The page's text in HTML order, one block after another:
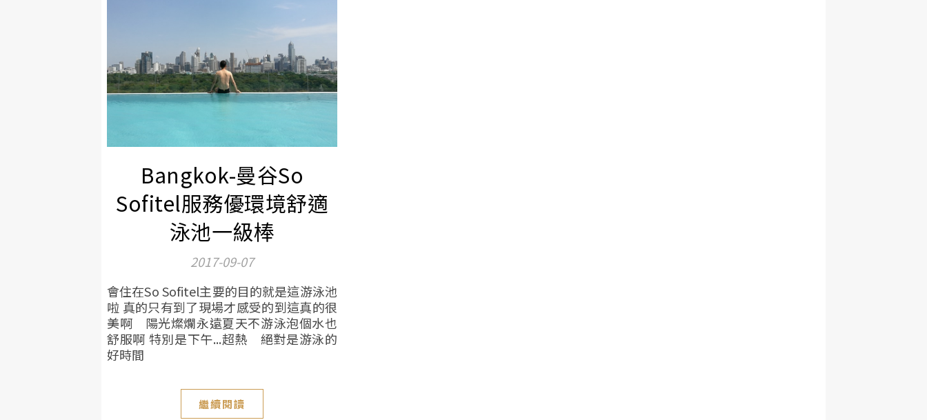
Bangkok-曼谷So
Sofitel服務優環境舒適
泳池一級棒
2017-09-07
會住在So Sofitel主要的目的就是這游泳池
啦 真的只有到了現場才感受的到這真的很
美啊 陽光燦爛永遠夏天不游泳泡個水也
舒服啊 特別是下午...超熱 絕對是游泳的
好時間
繼續閱讀